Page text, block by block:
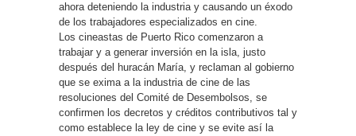
ahora deteniendo la industria y causando un éxodo
de los trabajadores especializados en cine.
Los cineastas de Puerto Rico comenzaron a
trabajar y a generar inversión en la isla, justo
después del huracán María, y reclaman al gobierno
que se exima a la industria de cine de las
resoluciones del Comité de Desembolsos, se
confirmen los decretos y créditos contributivos tal y
como establece la ley de cine y se evite así la